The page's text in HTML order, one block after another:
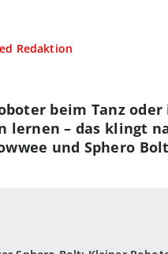
Redaktion
beim Tanz
lernen – das klingt
und Sphero